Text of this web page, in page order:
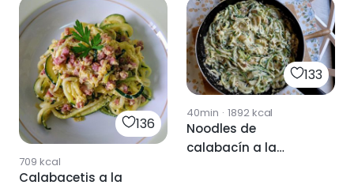
136
709 kcal
Calabacetis a la
133
40min · 1892kcal
Noodles de
calabacín a la